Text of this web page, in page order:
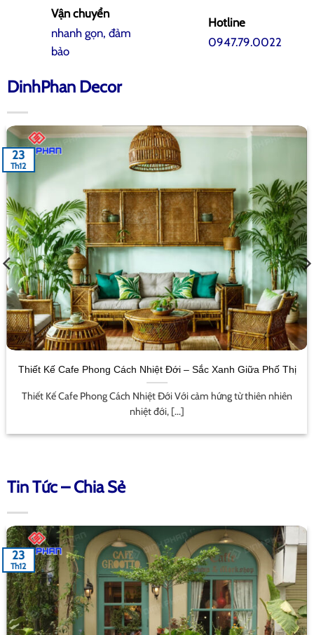
Vận chuyển
nhanh gọn, đảm
bảo
Hotline
0947.79.0022
DinhPhan Decor
Thiết Kế Cafe Phong Cách Nhiệt Đới – Sắc Xanh Giữa Phố Thị
Thiết Kế Cafe Phong Cách Nhiệt Đới Với cảm hứng từ thiên nhiên
nhiệt đới, [...]
23
Th12
Tin Tức – Chia Sẻ
23
Th12